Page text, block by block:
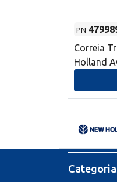
PN
Correia
Holland